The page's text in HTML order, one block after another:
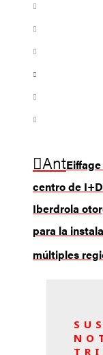
Ant
centro de
Iberdrola
para la
múltiples